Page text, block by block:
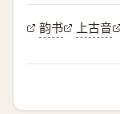
韵书 上古音